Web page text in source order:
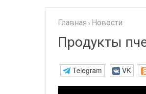
Главная › Новости
Продукты
Telegram VK